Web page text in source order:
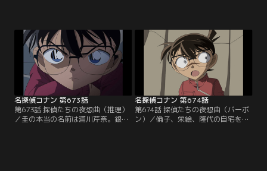
は圭を装った男からメールをもらっ
て外出。その間に男は事務所の人間
として圭に会い、縛り上げた上に鍵
の事をしつこく聞いてきたという。
コナンは圭の証言を聞いてウソを見
破るが…。
事に。この後、小五郎は一室から男
の遺体を見つけ、安室は圭が発覚を
恐れて逃げたと推理。その頃、コナ
ンは圭からもらったジュースを飲ん
で眠りに落ちていた…。
名探偵コナン 第673話
第673話 探偵たちの夜想曲（推理）
／圭の本当の名前は浦川芹奈。銀行
名探偵コナン 第674話
第674話 探偵たちの夜想曲（バーボ
ン）／倫子、栄絵、隆代の自宅を訪